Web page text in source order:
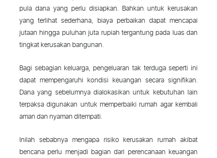
pula dana yang perlu disiapkan. Bahkan untuk kerusakan
yang terlihat sederhana, biaya perbaikan dapat mencapai
jutaan hingga puluhan juta rupiah tergantung pada luas dan
tingkat kerusakan bangunan.
Bagi sebagian keluarga, pengeluaran tak terduga seperti ini
dapat mempengaruhi kondisi keuangan secara signifikan.
Dana yang sebelumnya dialokasikan untuk kebutuhan lain
terpaksa digunakan untuk memperbaiki rumah agar kembali
aman dan nyaman ditempati.
Inilah sebabnya mengapa risiko kerusakan rumah akibat
bencana perlu menjadi bagian dari perencanaan keuangan